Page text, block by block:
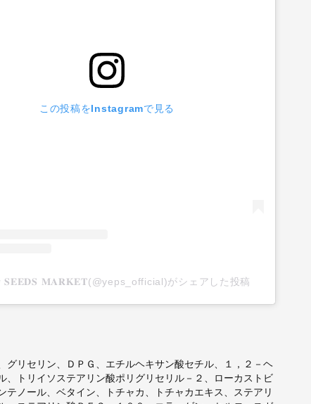
この投稿をInstagramで見る
𝐒𝐄𝐄𝐃𝐒 𝐌𝐀𝐑𝐊𝐄𝐓(@yeps_official)がシェアした投稿
グリセリン、ＤＰＧ、エチルヘキサン酸セチル、１，２－ヘ
、トリイソステアリン酸ポリグリセリル－２、ローカストビ
テノール、ベタイン、トチャカ、トチャカエキス、ステアリ